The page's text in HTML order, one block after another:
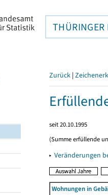
THÜRINGER
Zurück |
seit 20.10.1995
(Summe erfüllende
▸ Veränderungen
Wohnungen in